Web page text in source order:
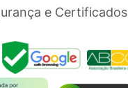
e Certificados